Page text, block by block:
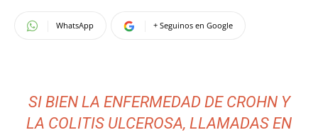
WhatsApp + Seguinos en Google
SI BIEN LA ENFERMEDAD DE CROHN Y
LA COLITIS ULCEROSA, LLAMADAS EN